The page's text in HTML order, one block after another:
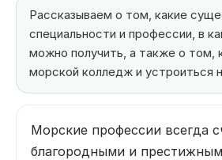
Задать вопрос
Сервисы
Целевое
Рассказываем о том, какие
специальности и профессии, в
можно получить, а также о том,
морской колледж и устроиться
Морские профессии всегда
благородными и